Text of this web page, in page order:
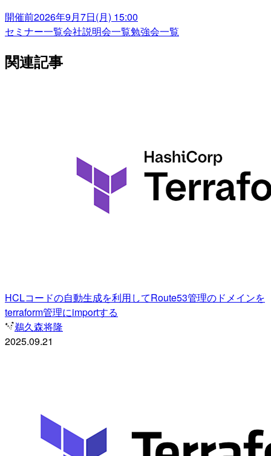
開催前2026年9月7日(月) 15:00
セミナー一覧会社説明会一覧勉強会一覧
関連記事
HCLコードの自動生成を利用してRoute53管理のドメインを
terraform管理にimportする
鵜久森将隆
2025.09.21